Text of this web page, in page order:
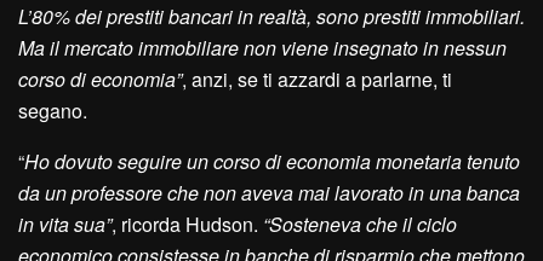
L’80% dei prestiti bancari in realtà, sono prestiti immobiliari.
Ma il mercato immobiliare non viene insegnato in nessun
corso di economia”, anzi, se ti azzardi a parlarne, ti
segano.
“Ho dovuto seguire un corso di economia monetaria tenuto
da un professore che non aveva mai lavorato in una banca
in vita sua”, ricorda Hudson. “Sosteneva che il ciclo
economico consistesse in banche di risparmio che mettono